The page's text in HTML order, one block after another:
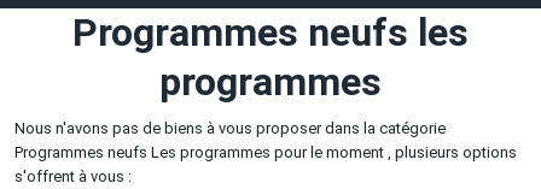
Programmes neufs les
programmes
Nous n'avons pas de biens à vous proposer dans la catégorie
Programmes neufs Les programmes pour le moment , plusieurs options
s'offrent à vous :